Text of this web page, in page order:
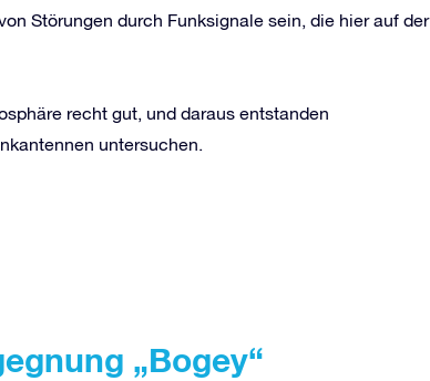
Störungen durch Funksignale sein, die hier auf der
recht gut, und daraus entstanden
untersuchen.
„Bogey“